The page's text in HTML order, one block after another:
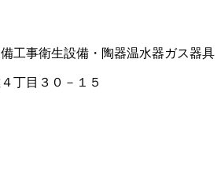
工事衛生設備・陶器温水器ガス器具
丁目３０－１５